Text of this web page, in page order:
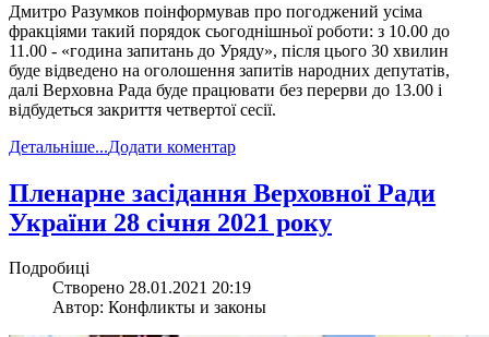
Дмитро Разумков поінформував про погоджений усіма
фракціями такий порядок сьогоднішньої роботи: з 10.00 до
11.00 - «година запитань до Уряду», після цього 30 хвилин
буде відведено на оголошення запитів народних депутатів,
далі Верховна Рада буде працювати без перерви до 13.00 і
відбудеться закриття четвертої сесії.
Детальніше...Додати коментар
​Пленарне засідання Верховної Ради
України 28 січня 2021 року
Подробиці
Створено 28.01.2021 20:19
Автор: Конфликты и законы